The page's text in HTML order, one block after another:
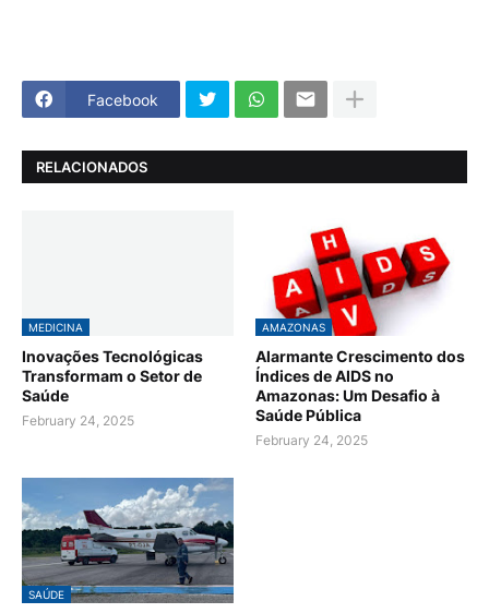
Facebook
RELACIONADOS
MEDICINA
Inovações Tecnológicas
Transformam o Setor de
Saúde
February 24, 2025
AMAZONAS
Alarmante Crescimento dos
Índices de AIDS no
Amazonas: Um Desafio à
Saúde Pública
February 24, 2025
SAÚDE